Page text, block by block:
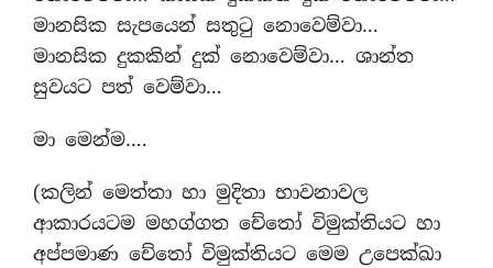
මානසික සැපයෙන් සතුටු නොවෙම්වා…
මානසික දුකකින් දුක් නොවෙම්වා… ශාන්ත
සුවයට පත් වෙම්වා…
මා මෙන්ම….
(කලින් මෙත්තා හා මුදිතා භාවනාවල
ආකාරයටම මහග්ගත චේතෝ විමුක්තියට හා
අප්පමාණ චේතෝ විමුක්තියට මෙම උපෙක්ඛා